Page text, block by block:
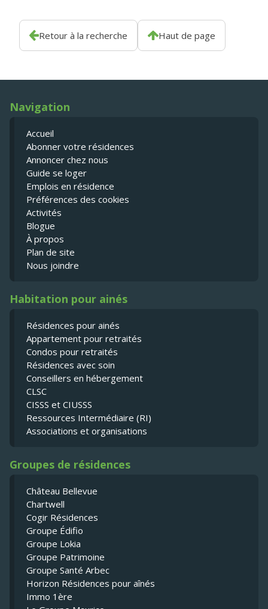
Retour à la recherche Haut de page
Navigation
Accueil
Abonner votre résidences
Annoncer chez nous
Guide se loger
Emplois en résidence
Préférences des cookies
Activités
Blogue
À propos
Plan de site
Nous joindre
Habitation pour ainés
Résidences pour ainés
Appartement pour retraités
Condos pour retraités
Résidences avec soin
Conseillers en hébergement
CLSC
CISSS et CIUSSS
Ressources Intermédiaire (RI)
Associations et organisations
Groupes de résidences
Château Bellevue
Chartwell
Cogir Résidences
Groupe Édifio
Groupe Lokia
Groupe Patrimoine
Groupe Santé Arbec
Horizon Résidences pour aînés
Immo 1ère